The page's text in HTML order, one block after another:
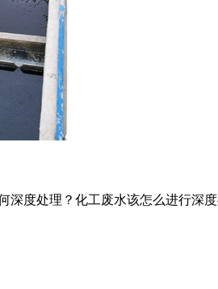
度处理？化工废水该怎么进行深